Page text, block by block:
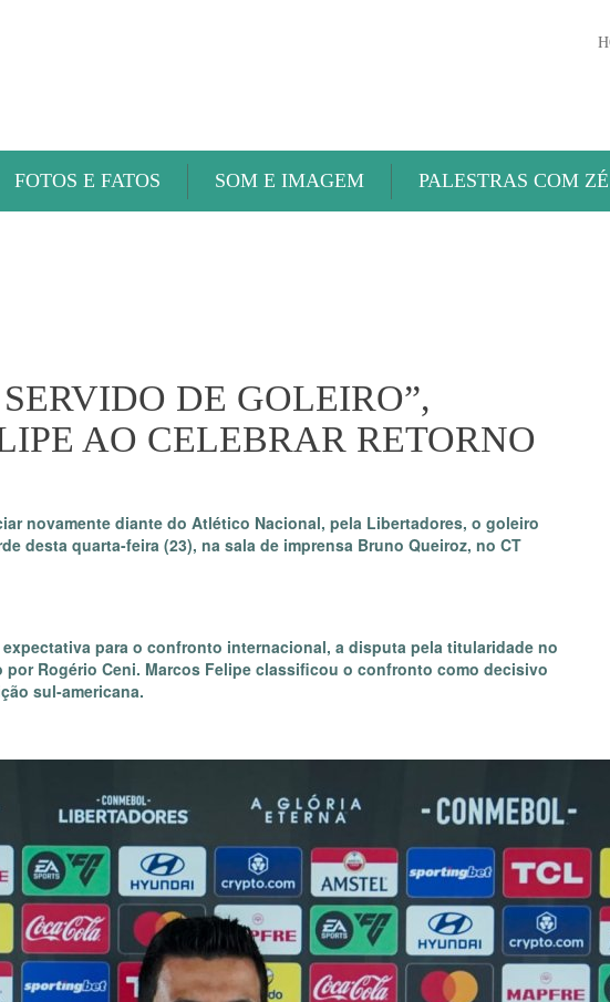
FOTOS E FATOS SOM E IMAGEM PALESTRAS COM
DE GOLEIRO”,
AO CELEBRAR RETORNO
novamente diante do Atlético Nacional, pela Libertadores, o goleiro
desta quarta-feira (23), na sala de imprensa Bruno Queiroz, no CT
para o confronto internacional, a disputa pela titularidade no
Rogério Ceni. Marcos Felipe classificou o confronto como decisivo
sul-americana.